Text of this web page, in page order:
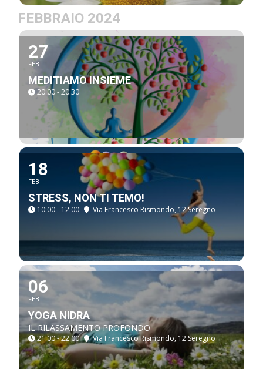
FEBBRAIO 2024
27
FEB
MEDITIAMO INSIEME
20:00 - 20:30
18
FEB
STRESS, NON TI TEMO!
10:00 - 12:00 Via Francesco Rismondo, 12 Seregno
06
FEB
YOGA NIDRA
IL RILASSAMENTO PROFONDO
21:00 - 22:00 Via Francesco Rismondo, 12 Seregno